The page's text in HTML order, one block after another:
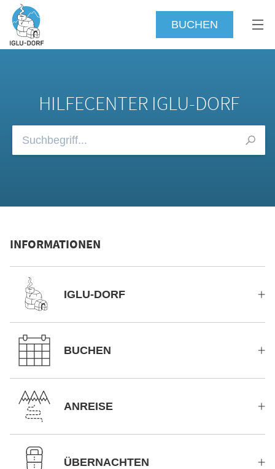
BUCHEN
HILFECENTER IGLU-DORF
INFORMATIONEN
IGLU-DORF
BUCHEN
ANREISE
ÜBERNACHTEN